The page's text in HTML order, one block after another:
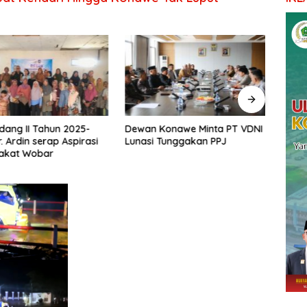
II Tahun 2025-
Ardin serap Aspirasi
Wobar
Dewan Konawe Minta PT VDNI
Lunasi Tunggakan PPJ